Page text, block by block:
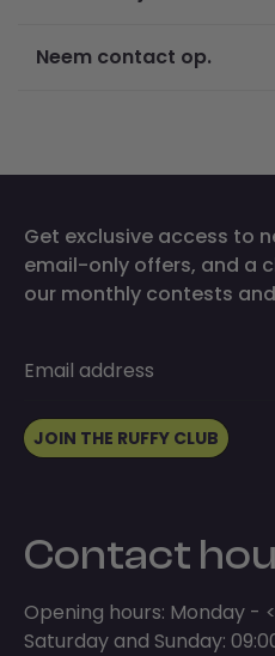
Neem contact op.
Get exclusive access to
email-only offers, and a
our monthly contests
Email address
JOIN THE RUFFY CLUB
Contact
Opening hours: Monday -
Saturday and Sunday: